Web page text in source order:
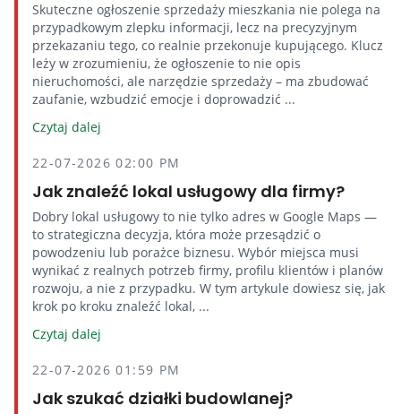
Skuteczne ogłoszenie sprzedaży mieszkania nie polega na
przypadkowym zlepku informacji, lecz na precyzyjnym
przekazaniu tego, co realnie przekonuje kupującego. Klucz
leży w zrozumieniu, że ogłoszenie to nie opis
nieruchomości, ale narzędzie sprzedaży – ma zbudować
zaufanie, wzbudzić emocje i doprowadzić ...
Czytaj dalej
22-07-2026 02:00 PM
Jak znaleźć lokal usługowy dla firmy?
Dobry lokal usługowy to nie tylko adres w Google Maps —
to strategiczna decyzja, która może przesądzić o
powodzeniu lub porażce biznesu. Wybór miejsca musi
wynikać z realnych potrzeb firmy, profilu klientów i planów
rozwoju, a nie z przypadku. W tym artykule dowiesz się, jak
krok po kroku znaleźć lokal, ...
Czytaj dalej
22-07-2026 01:59 PM
Jak szukać działki budowlanej?